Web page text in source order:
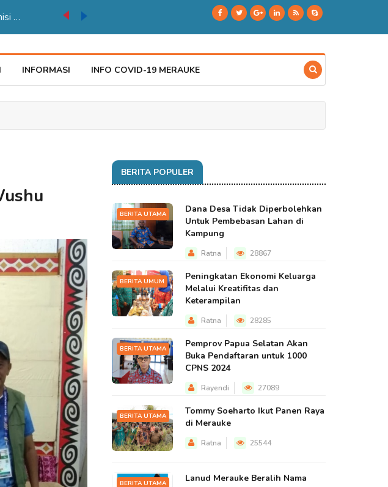
INFORMASI INFO COVID-19 MERAUKE
BERITA POPULER
BERITA UTAMA
Dana Desa Tidak Diperbolehkan
Untuk Pembebasan Lahan di
Kampung
Ratna 28867
BERITA UMUM
Peningkatan Ekonomi Keluarga
Melalui Kreatifitas dan
Keterampilan
Ratna 28285
BERITA UTAMA
Pemprov Papua Selatan Akan
Buka Pendaftaran untuk 1000
CPNS 2024
Rayendi 27089
BERITA UTAMA
Tommy Soeharto Ikut Panen Raya
di Merauke
Ratna 25544
BERITA UTAMA
Lanud Merauke Beralih Nama